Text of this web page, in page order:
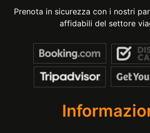
Prenota in sicurezza con i nostri
affidabili del settore